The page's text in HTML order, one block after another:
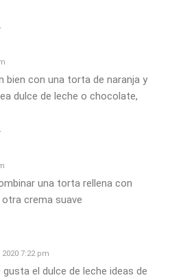
bien con una torta de naranja y
dulce de leche o chocolate,
una torta rellena con
crema suave
7:22 pm
el dulce de leche ideas de